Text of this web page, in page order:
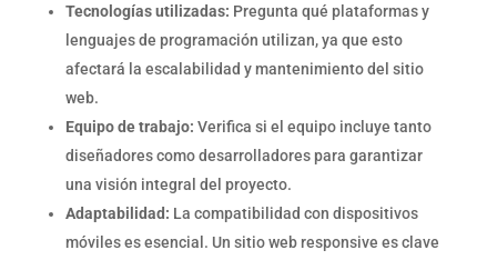
Tecnologías utilizadas: Pregunta qué plataformas y
lenguajes de programación utilizan, ya que esto
afectará la escalabilidad y mantenimiento del sitio
web.
Equipo de trabajo: Verifica si el equipo incluye tanto
diseñadores como desarrolladores para garantizar
una visión integral del proyecto.
Adaptabilidad: La compatibilidad con dispositivos
móviles es esencial. Un sitio web responsive es clave